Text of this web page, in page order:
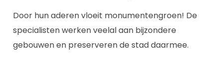
Door hun aderen vloeit monumentengroen! De
specialisten werken veelal aan bijzondere
gebouwen en preserveren de stad daarmee.